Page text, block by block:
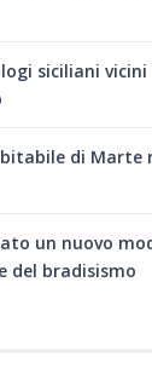
siciliani
di Marte
un nuovo
del bradisismo